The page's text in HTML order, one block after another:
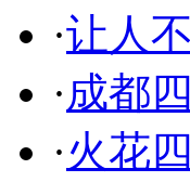
·让人
·成都
·火花